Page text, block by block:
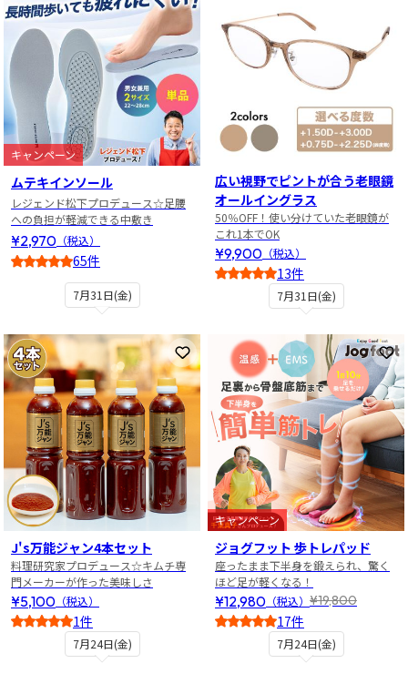
7月31日(金)
キャンペーン
ムテキインソール
レジェンド松下プロデュース☆足腰
への負担が軽減できる中敷き
¥2,970 （税込）
65件
7月31日(金)
広い視野でピントが合う老眼鏡
オールイングラス
50％OFF！使い分けていた老眼鏡が
これ1本でOK
¥9,900 （税込）
13件
7月24日(金)
お気に入りに登録
J's万能ジャン4本セット
料理研究家プロデュース☆キムチ専
門メーカーが作った美味しさ
¥5,100 （税込）
1件
7月24日(金)
お
キャンペーン
ジョグフット 歩トレパッド
座ったまま下半身を鍛えられ、驚く
ほど足が軽くなる！
¥12,980 （税込） ¥19,800
17件